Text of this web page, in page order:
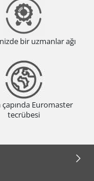
bir uzmanlar ağı
Euromaster
tecrübesi